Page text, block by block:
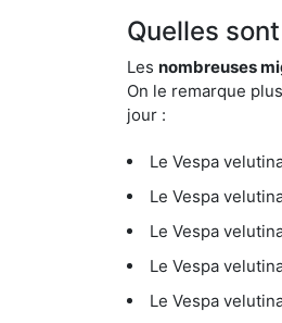
Quelles
Les nombreuses
On le remarque
jour :
Le Vespa
Le Vespa
Le Vespa
Le Vespa
Le Vespa